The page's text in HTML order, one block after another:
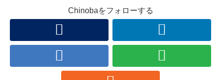
Chinobaをフォローする